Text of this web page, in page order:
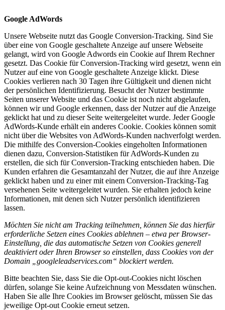
Google AdWords
Unsere Webseite nutzt das Google Conversion-Tracking. Sind Sie
über eine von Google geschaltete Anzeige auf unsere Webseite
gelangt, wird von Google Adwords ein Cookie auf Ihrem Rechner
gesetzt. Das Cookie für Conversion-Tracking wird gesetzt, wenn ein
Nutzer auf eine von Google geschaltete Anzeige klickt. Diese
Cookies verlieren nach 30 Tagen ihre Gültigkeit und dienen nicht
der persönlichen Identifizierung. Besucht der Nutzer bestimmte
Seiten unserer Website und das Cookie ist noch nicht abgelaufen,
können wir und Google erkennen, dass der Nutzer auf die Anzeige
geklickt hat und zu dieser Seite weitergeleitet wurde. Jeder Google
AdWords-Kunde erhält ein anderes Cookie. Cookies können somit
nicht über die Websites von AdWords-Kunden nachverfolgt werden.
Die mithilfe des Conversion-Cookies eingeholten Informationen
dienen dazu, Conversion-Statistiken für AdWords-Kunden zu
erstellen, die sich für Conversion-Tracking entschieden haben. Die
Kunden erfahren die Gesamtanzahl der Nutzer, die auf ihre Anzeige
geklickt haben und zu einer mit einem Conversion-Tracking-Tag
versehenen Seite weitergeleitet wurden. Sie erhalten jedoch keine
Informationen, mit denen sich Nutzer persönlich identifizieren
lassen.
Möchten Sie nicht am Tracking teilnehmen, können Sie das hierfür
erforderliche Setzen eines Cookies ablehnen – etwa per Browser-
Einstellung, die das automatische Setzen von Cookies generell
deaktiviert oder Ihren Browser so einstellen, dass Cookies von der
Domain „googleleadservices.com“ blockiert werden.
Bitte beachten Sie, dass Sie die Opt-out-Cookies nicht löschen
dürfen, solange Sie keine Aufzeichnung von Messdaten wünschen.
Haben Sie alle Ihre Cookies im Browser gelöscht, müssen Sie das
jeweilige Opt-out Cookie erneut setzen.